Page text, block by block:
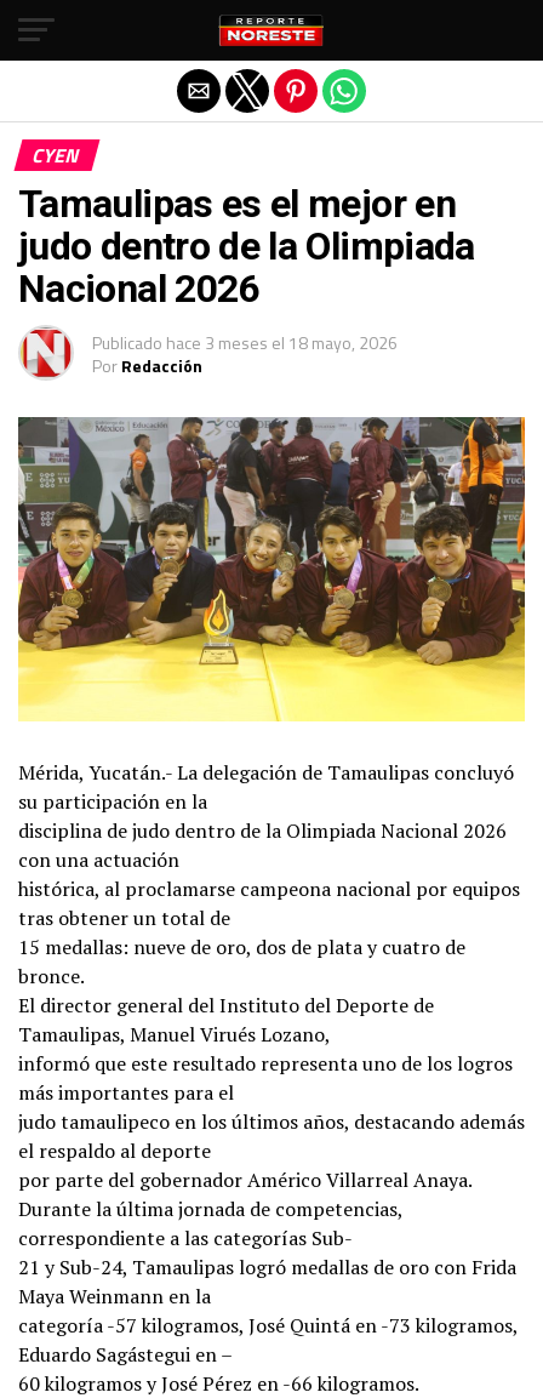
CYEN
Tamaulipas es el mejor en
judo dentro de la Olimpiada
Nacional 2026
Publicado hace 3 meses el 18 mayo, 2026
PorRedacción
Mérida, Yucatán.- La delegación de Tamaulipas concluyó
su participación en la
disciplina de judo dentro de la Olimpiada Nacional 2026
con una actuación
histórica, al proclamarse campeona nacional por equipos
tras obtener un total de
15 medallas: nueve de oro, dos de plata y cuatro de
bronce.
El director general del Instituto del Deporte de
Tamaulipas, Manuel Virués Lozano,
informó que este resultado representa uno de los logros
más importantes para el
judo tamaulipeco en los últimos años, destacando además
el respaldo al deporte
por parte del gobernador Américo Villarreal Anaya.
Durante la última jornada de competencias,
correspondiente a las categorías Sub-
21 y Sub-24, Tamaulipas logró medallas de oro con Frida
Maya Weinmann en la
categoría -57 kilogramos, José Quintá en -73 kilogramos,
Eduardo Sagástegui en –
60 kilogramos y José Pérez en -66 kilogramos.
Salir de la versión móvil